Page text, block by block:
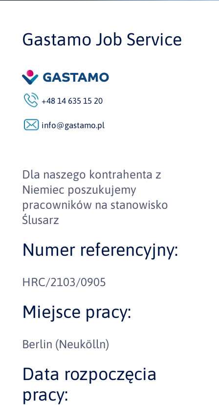
Gastamo Job Service
+48 14 635 15 20
info@gastamo.pl
Dla naszego kontrahenta z
Niemiec poszukujemy
pracowników na stanowisko
Ślusarz
Numer referencyjny:
HRC/2103/0905
Miejsce pracy:
Berlin (Neukölln)
Data rozpoczęcia
pracy: